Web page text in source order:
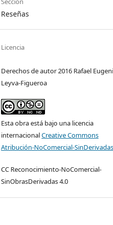
Reseñas
Licencia
Derechos de autor 2016 Rafael
Leyva-Figueroa
Esta obra está bajo una licencia
internacionalCreative Commons
Atribución-NoComercial-
CC Reconocimiento-NoComercial-
SinObrasDerivadas 4.0